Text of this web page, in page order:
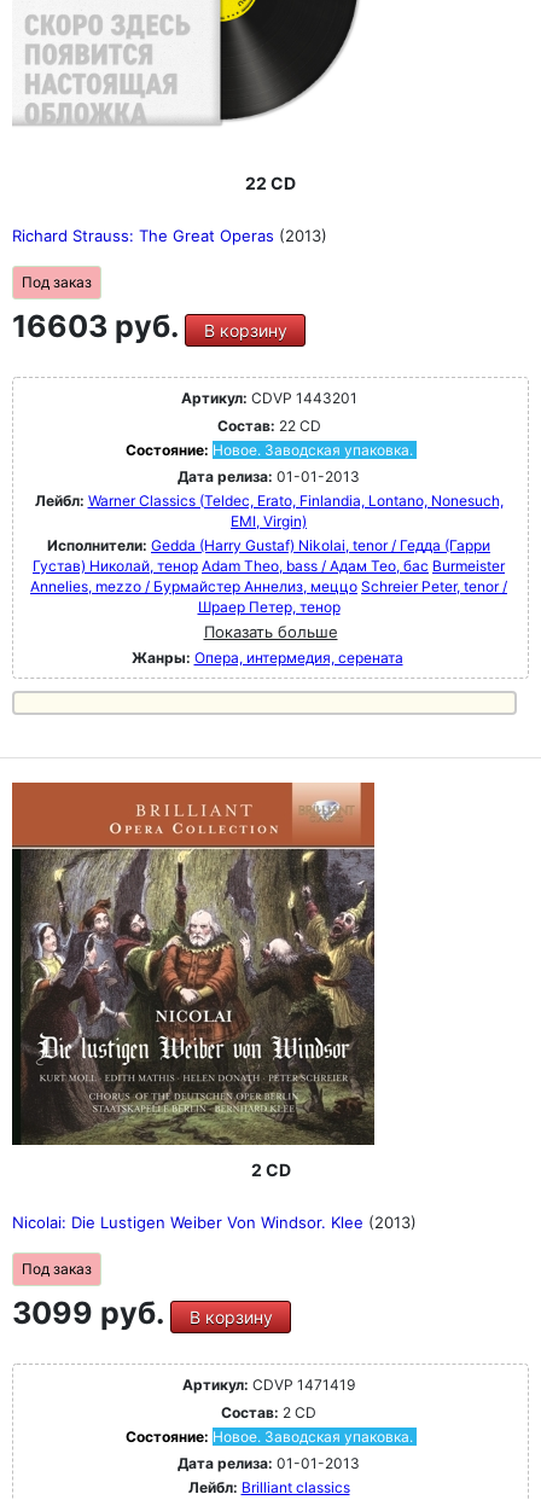
22 CD
Richard Strauss: The Great Operas (2013)
Под заказ
16603 руб. В корзину
Артикул: CDVP 1443201
Состав: 22 CD
Состояние: Новое. Заводская упаковка.
Дата релиза: 01-01-2013
Лейбл: Warner Classics (Teldec, Erato, Finlandia, Lontano, Nonesuch,
EMI, Virgin)
Исполнители: Gedda (Harry Gustaf) Nikolai, tenor / Гедда (Гарри
Густав) Николай, тенор Adam Theo, bass / Адам Тео, бас Burmeister
Annelies, mezzo / Бурмайстер Аннелиз, меццо Schreier Peter, tenor /
Шраер Петер, тенор
Показать больше
Жанры: Опера, интермедия, серената
2 CD
Nicolai: Die Lustigen Weiber Von Windsor. Klee (2013)
Под заказ
3099 руб. В корзину
Артикул: CDVP 1471419
Состав: 2 CD
Состояние: Новое. Заводская упаковка.
Дата релиза: 01-01-2013
Лейбл: Brilliant classics